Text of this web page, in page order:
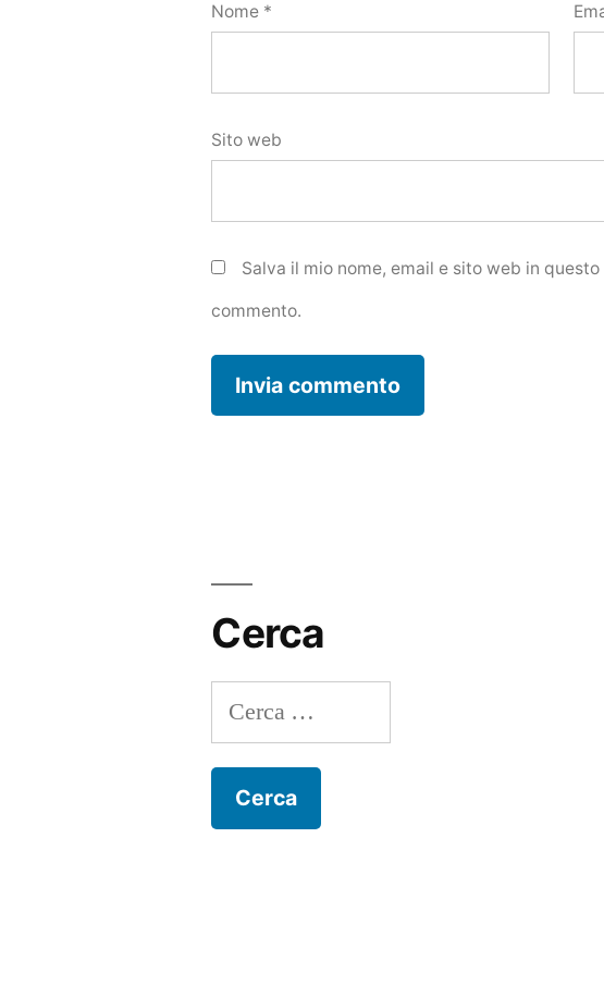
Nome *
Sito web
Salva il mio nome, email e sito web in
commento.
Cerca
Ricerca
per: